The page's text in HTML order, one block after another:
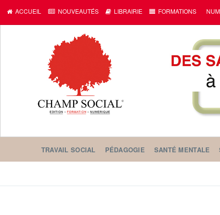
ACCUEIL NOUVEAUTÉS LIBRAIRIE FORMATIONS
TRAVAIL SOCIAL PÉDAGOGIE SANTÉ MENTALE